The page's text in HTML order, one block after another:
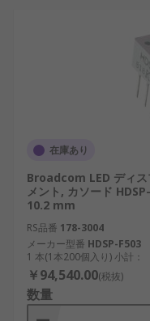
Wurth
ローム（ROHM
ーで、高効率
Vishay：多彩な
グローバル市場
岡谷電機産業：
LED表示器は、技術の
途が拡大し続けてい
全性が求められる社会
定と活用が、システ
在庫あり
Broadcom LED ディス
メント, カソード
10.2 mm
RS品番 178-3004
メーカー型番 HDSP-F503
1 本(1本200個入り) 小計：
￥94,540.00(税抜)
数量